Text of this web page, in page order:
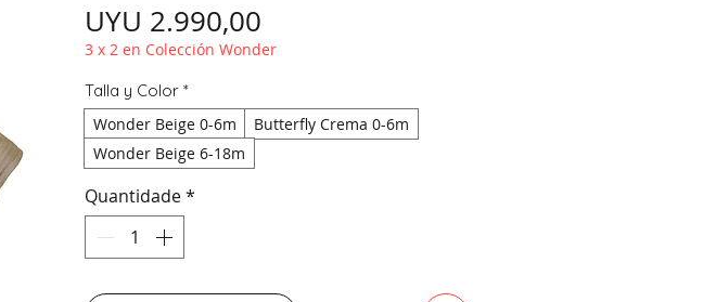
UYU 2.990,00
3 x 2 en Colección Wonder
Talla y Color *
Wonder Beige 0-6m
Butterfly Crema 0-6m
Wonder Beige 6-18m
Quantidade*